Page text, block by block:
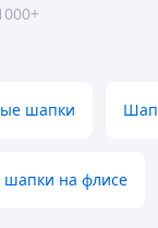
шапки
на флисе